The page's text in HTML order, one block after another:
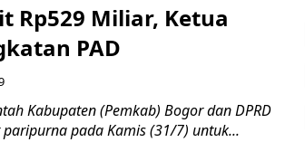
Rp529 Miliar, Ketua
PAD
Kabupaten (Pemkab) Bogor dan DPRD
pada Kamis (31/7) untuk...